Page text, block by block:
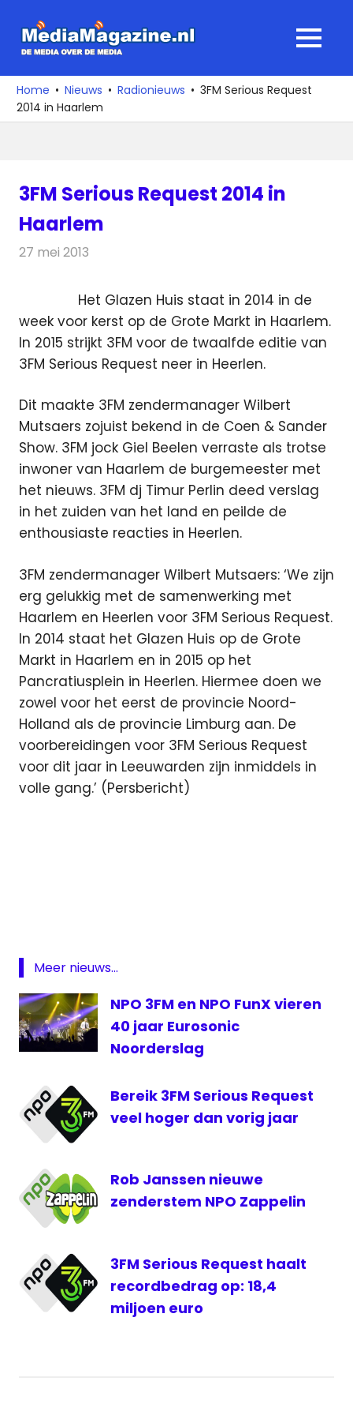
naar
media
over
de
MENU
Home Nieuws Radionieuws
3FM Serious Request
2014 in Haarlem
3FM Serious Request 2014 in
Haarlem
27 mei 2013
Het Glazen Huis staat in 2014 in de
week voor kerst op de Grote Markt in Haarlem.
In 2015 strijkt 3FM voor de twaalfde editie van
3FM Serious Request neer in Heerlen.
Dit maakte 3FM zendermanager Wilbert
Mutsaers zojuist bekend in de Coen & Sander
Show. 3FM jock Giel Beelen verraste als trotse
inwoner van Haarlem de burgemeester met
het nieuws. 3FM dj Timur Perlin deed verslag
in het zuiden van het land en peilde de
enthousiaste reacties in Heerlen.
3FM zendermanager Wilbert Mutsaers: ‘We zijn
erg gelukkig met de samenwerking met
Haarlem en Heerlen voor 3FM Serious Request.
In 2014 staat het Glazen Huis op de Grote
Markt in Haarlem en in 2015 op het
Pancratiusplein in Heerlen. Hiermee doen we
zowel voor het eerst de provincie Noord-
Holland als de provincie Limburg aan. De
voorbereidingen voor 3FM Serious Request
voor dit jaar in Leeuwarden zijn inmiddels in
volle gang.’ (Persbericht)
Serious
Meer nieuws...
NPO 3FM en NPO FunX vieren
40 jaar Eurosonic
Noorderslag
Bereik 3FM Serious Request
veel hoger dan vorig jaar
Rob Janssen nieuwe
zenderstem NPO Zappelin
3FM Serious Request haalt
recordbedrag op: 18,4
miljoen euro